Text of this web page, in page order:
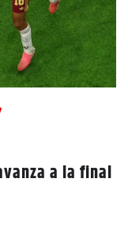
a la final